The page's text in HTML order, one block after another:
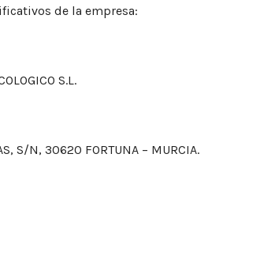
de la empresa:
S.L.
S/N, 30620 FORTUNA – MURCIA.